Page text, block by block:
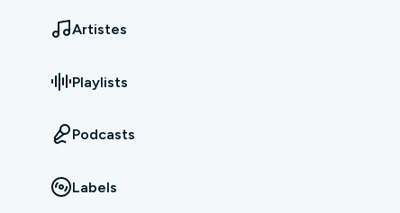
Artistes
Playlists
Podcasts
Labels